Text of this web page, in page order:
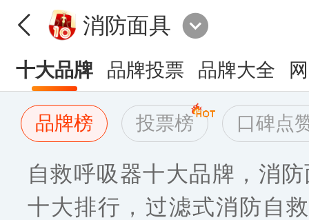
消防面具
十大品牌 品牌投票 品牌大全
品牌榜 投票榜 口碑点
自救呼吸器十大品牌，消
十大排行，过滤式消防自